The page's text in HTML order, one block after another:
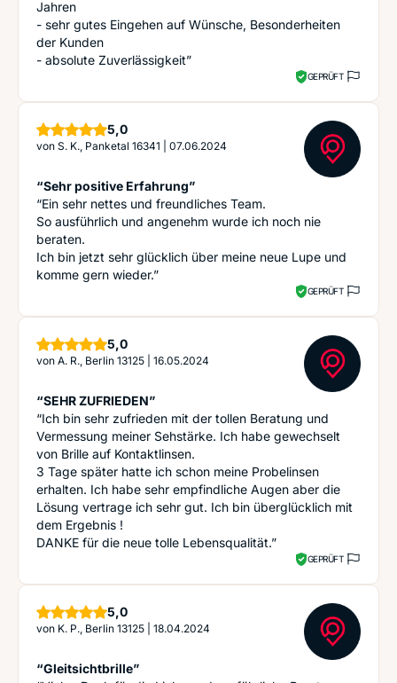
Jahren
- sehr gutes Eingehen auf Wünsche, Besonderheiten
der Kunden
- absolute Zuverlässigkeit”
GEPRÜFT
5,0Sterne
von S. K., Panketal 16341 07.06.2024
“Sehr positive Erfahrung”
“Ein sehr nettes und freundliches Team.
So ausführlich und angenehm wurde ich noch nie
beraten.
Ich bin jetzt sehr glücklich über meine neue Lupe und
komme gern wieder.”
GEPRÜFT
5,0Sterne
von A. R., Berlin 13125 16.05.2024
“SEHR ZUFRIEDEN”
“Ich bin sehr zufrieden mit der tollen Beratung und
Vermessung meiner Sehstärke. Ich habe gewechselt
von Brille auf Kontaktlinsen.
3 Tage später hatte ich schon meine Probelinsen
erhalten. Ich habe sehr empfindliche Augen aber die
Lösung vertrage ich sehr gut. Ich bin überglücklich mit
dem Ergebnis !
DANKE für die neue tolle Lebensqualität.”
GEPRÜFT
5,0Sterne
von K. P., Berlin 13125 18.04.2024
“Gleitsichtbrille”